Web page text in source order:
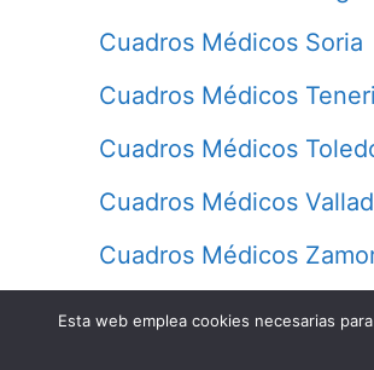
Cuadros Médicos Soria
Cuadros Médicos
Cuadros Médicos
Cuadros Médicos
Cuadros Médicos
Esta web emplea cookies necesarias